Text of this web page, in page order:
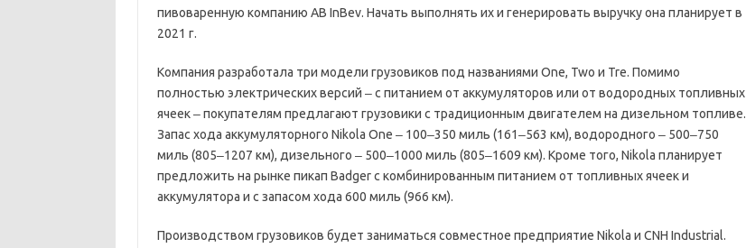
пивоваренную компанию AB InBev. Начать выполнять их и генерировать выручку она планирует в
2021 г.
Компания разработала три модели грузовиков под названиями One, Two и Tre. Помимо
полностью электрических версий ‒ с питанием от аккумуляторов или от водородных топливных
ячеек ‒ покупателям предлагают грузовики с традиционным двигателем на дизельном топливе.
Запас хода аккумуляторного Nikola One ‒ 100‒350 миль (161‒563 км), водородного ‒ 500‒750
миль (805‒1207 км), дизельного ‒ 500‒1000 миль (805‒1609 км). Кроме того, Nikola планирует
предложить на рынке пикап Badger с комбинированным питанием от топливных ячеек и
аккумулятора и с запасом хода 600 миль (966 км).
Производством грузовиков будет заниматься совместное предприятие Nikola и CNH Industrial.